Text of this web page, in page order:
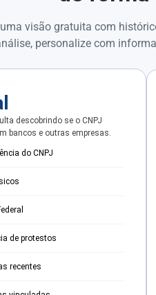
uma visão gratuita com
personalize com
descobrindo se o CNPJ
bancos e outras empresas.
do CNPJ
de protestos
recentes